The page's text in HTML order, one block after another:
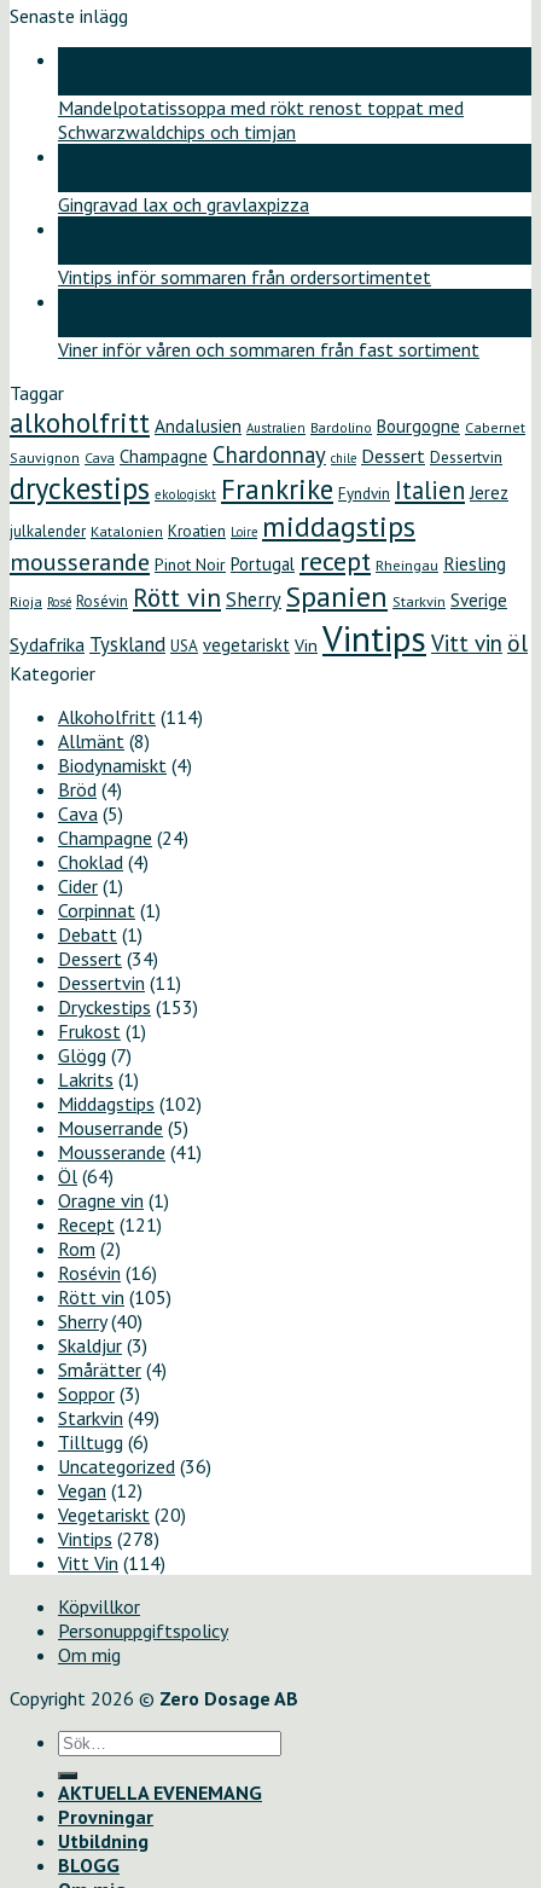
Senaste inlägg
Mandelpotatissoppa med rökt renost toppat med
Schwarzwaldchips och timjan
Gingravad lax och gravlaxpizza
Vintips inför sommaren från ordersortimentet
Viner inför våren och sommaren från fast sortiment
Taggar
alkoholfritt Andalusien Australien Bardolino Bourgogne Cabernet
Sauvignon Cava Champagne Chardonnay chile Dessert Dessertvin
dryckestips ekologiskt Frankrike Fyndvin Italien Jerez
julkalender Katalonien Kroatien Loire middagstips
mousserande Pinot Noir Portugal recept Rheingau Riesling
Rioja Rosé Rosévin Rött vin SherrySpanien Starkvin Sverige
Sydafrika Tyskland USA vegetariskt Vin Vintips Vitt vin öl
Kategorier
Alkoholfritt (114)
Allmänt (8)
Biodynamiskt (4)
Bröd (4)
Cava (5)
Champagne (24)
Choklad (4)
Cider (1)
Corpinnat (1)
Debatt (1)
Dessert (34)
Dessertvin (11)
Dryckestips (153)
Frukost (1)
Glögg (7)
Lakrits (1)
Middagstips (102)
Mouserrande (5)
Mousserande (41)
Öl (64)
Oragne vin (1)
Recept (121)
Rom (2)
Rosévin (16)
Rött vin (105)
Sherry(40)
Skaldjur (3)
Smårätter (4)
Soppor (3)
Starkvin (49)
Tilltugg (6)
Uncategorized (36)
Vegan (12)
Vegetariskt (20)
Vintips (278)
Vitt Vin (114)
Köpvillkor
Personuppgiftspolicy
Om mig
Copyright 2026 © Zero Dosage AB
Sök
AKTUELLA EVENEMANG
Provningar
Utbildning
BLOGG